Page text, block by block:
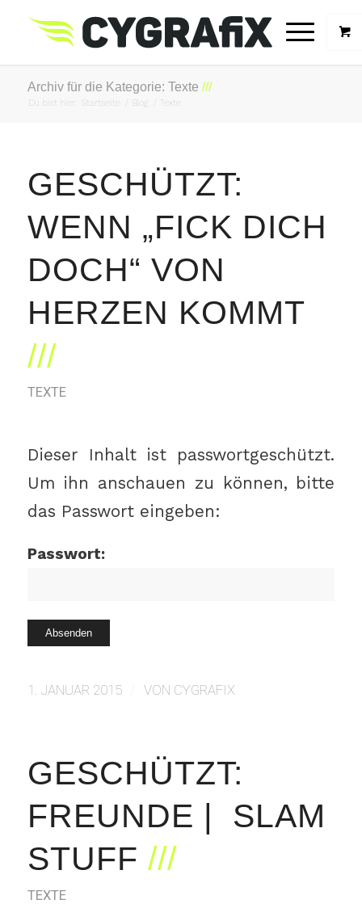
Archiv für die Kategorie: Texte
Du bist hier: Startseite Blog Texte
GESCHÜTZT:
WENN „FICK DICH
DOCH“ VON
HERZEN KOMMT
TEXTE
Dieser Inhalt ist passwortgeschützt.
Um ihn anschauen zu können, bitte
das Passwort eingeben:
Passwort:
1. JANUAR 2015 VON CYGRAFIX
GESCHÜTZT:
FREUNDE | SLAM
STUFF
TEXTE